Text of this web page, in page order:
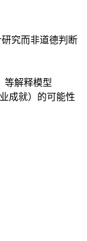
究而非道德判断
等解释模型
成就）的可能性